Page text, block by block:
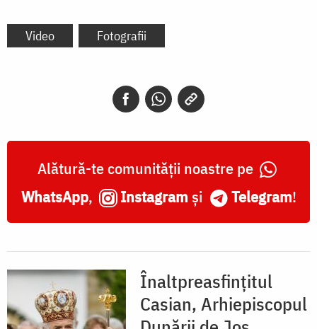
Video Fotografii
Alătură-te comunității noastre pe
WhatsApp, Instagram și Telegram!
Înaltpreasfințitul
Casian, Arhiepiscopul